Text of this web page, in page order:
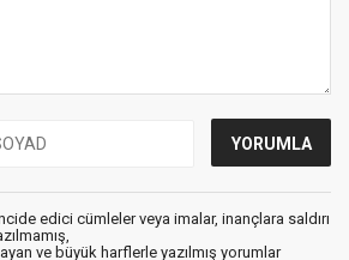
edici cümleler veya imalar, inançlara saldırı
ve büyük harflerle yazılmış yorumlar